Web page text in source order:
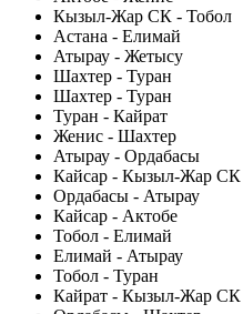
Кызыл-Жар СК - Тобол
Астана - Елимай
Атырау - Жетысу
Шахтер - Туран
Шахтер - Туран
Туран - Кайрат
Женис - Шахтер
Атырау - Ордабасы
Кайсар - Кызыл-Жар СК
Ордабасы - Атырау
Кайсар - Актобе
Тобол - Елимай
Елимай - Атырау
Тобол - Туран
Кайрат - Кызыл-Жар СК